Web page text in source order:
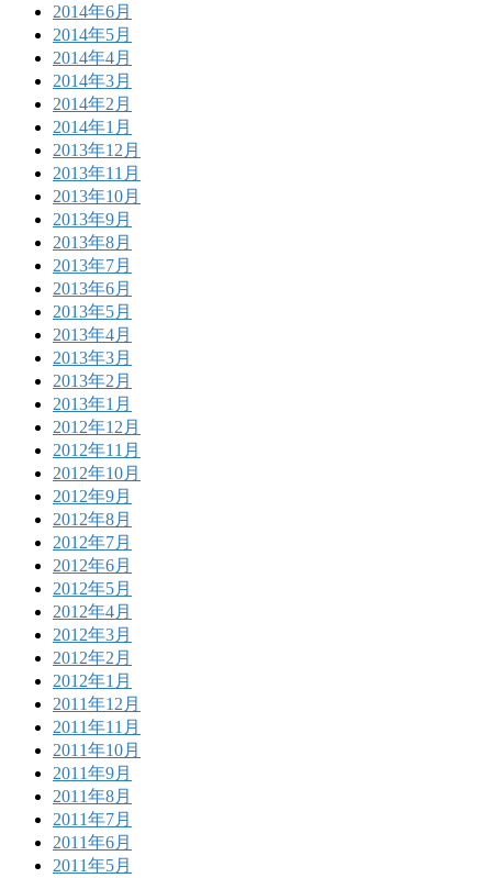
2014年6月
2014年5月
2014年4月
2014年3月
2014年2月
2014年1月
2013年12月
2013年11月
2013年10月
2013年9月
2013年8月
2013年7月
2013年6月
2013年5月
2013年4月
2013年3月
2013年2月
2013年1月
2012年12月
2012年11月
2012年10月
2012年9月
2012年8月
2012年7月
2012年6月
2012年5月
2012年4月
2012年3月
2012年2月
2012年1月
2011年12月
2011年11月
2011年10月
2011年9月
2011年8月
2011年7月
2011年6月
2011年5月